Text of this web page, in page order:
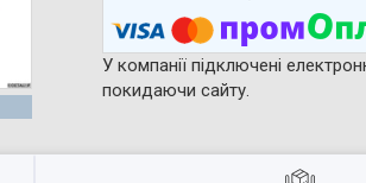
У компанії підключені
покидаючи сайту.